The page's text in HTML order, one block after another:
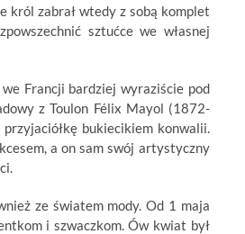
zabrał wtedy z sobą komplet
sztućce we własnej
Francji bardziej wyraziście pod
z Toulon Félix Mayol (1872-
bukiecikiem konwalii.
a on sam swój artystyczny
ze światem mody. Od 1 maja
i szwaczkom. Ów kwiat był